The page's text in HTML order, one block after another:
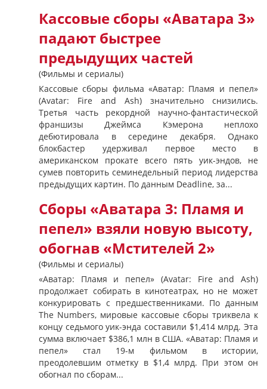
Кассовые сборы «Аватара 3»
падают быстрее
предыдущих частей
(Фильмы и сериалы)
Кассовые сборы фильма «Аватар: Пламя и пепел»
(Avatar: Fire and Ash) значительно снизились.
Третья часть рекордной научно-фантастической
франшизы Джеймса Кэмерона неплохо
дебютировала в середине декабря. Однако
блокбастер удерживал первое место в
американском прокате всего пять уик-эндов, не
сумев повторить семинедельный период лидерства
предыдущих картин. По данным Deadline, за...
Сборы «Аватара 3: Пламя и
пепел» взяли новую высоту,
обогнав «Мстителей 2»
(Фильмы и сериалы)
«Аватар: Пламя и пепел» (Avatar: Fire and Ash)
продолжает собирать в кинотеатрах, но не может
конкурировать с предшественниками. По данным
The Numbers, мировые кассовые сборы триквела к
концу седьмого уик-энда составили $1,414 млрд. Эта
сумма включает $386,1 млн в США. «Аватар: Пламя и
пепел» стал 19-м фильмом в истории,
преодолевшим отметку в $1,4 млрд. При этом он
обогнал по сборам...